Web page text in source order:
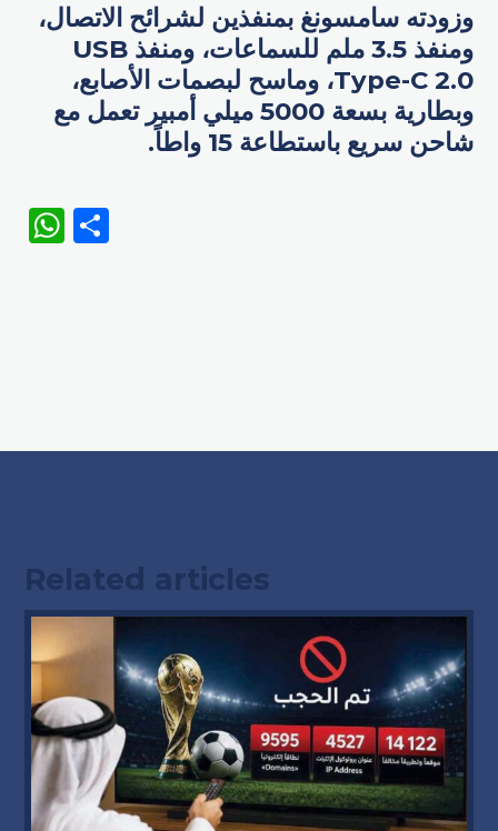
وزودته سامسونغ بمنفذين لشرائح الاتصال،
ومنفذ 3.5 ملم للسماعات، ومنفذ USB
Type-C 2.0، وماسح لبصمات الأصابع،
وبطارية بسعة 5000 ميلي أمبير تعمل مع
شاحن سريع باستطاعة 15 واطاً.
WhatsApp
Related articles